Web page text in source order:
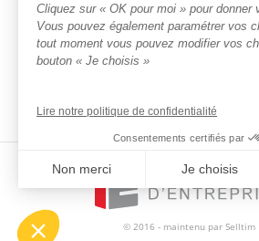
© 2016 - maintenu par Selltim